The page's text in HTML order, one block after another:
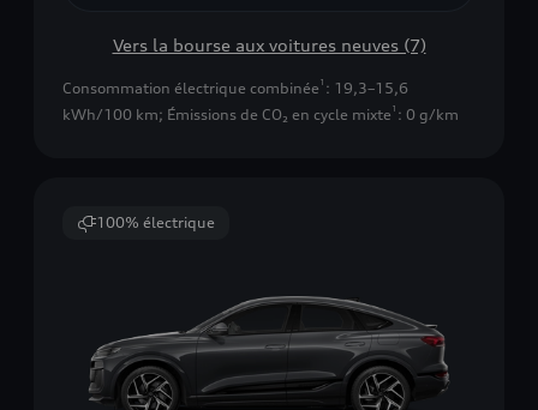
Vers la bourse aux voitures neuves (7)
Consommation électrique combinée 1 : 19,3–15,6
kWh/100 km; Émissions de CO₂ en cycle mixte 1 : 0 g/km
100% électrique